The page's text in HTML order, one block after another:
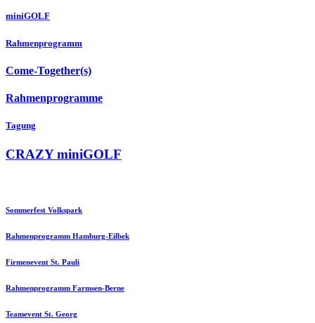
miniGOLF
Rahmenprogramm
Come-Together(s)
Rahmenprogramme
Tagung
CRAZY miniGOLF
Sommerfest Volkspark
Rahmenprogramm Hamburg-Eilbek
Firmenevent St. Pauli
Rahmenprogramm Farmsen-Berne
Teamevent St. Georg